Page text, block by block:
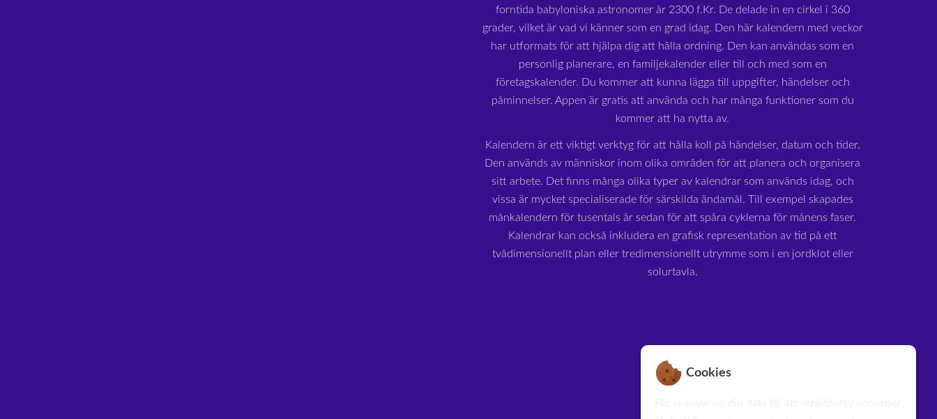
forntida babyloniska astronomer år 2300 f.Kr. De delade in en cirkel i 360
grader, vilket är vad vi känner som en grad idag. Den här kalendern med veckor
har utformats för att hjälpa dig att hålla ordning. Den kan användas som en
personlig planerare, en familjekalender eller till och med som en
företagskalender. Du kommer att kunna lägga till uppgifter, händelser och
påminnelser. Appen är gratis att använda och har många funktioner som du
kommer att ha nytta av.
Kalendern är ett viktigt verktyg för att hålla koll på händelser, datum och tider.
Den används av människor inom olika områden för att planera och organisera
sitt arbete. Det finns många olika typer av kalendrar som används idag, och
vissa är mycket specialiserade för särskilda ändamål. Till exempel skapades
månkalendern för tusentals år sedan för att spåra cyklerna för månens faser.
Kalendrar kan också inkludera en grafisk representation av tid på ett
tvådimensionellt plan eller tredimensionellt utrymme som i en jordklot eller
solurtavla.
Cookies
Får vi använda din data till att skräddarsy annonser